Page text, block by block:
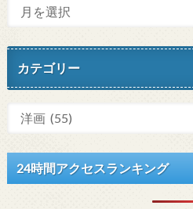
カテゴリー
24時間アクセスランキング